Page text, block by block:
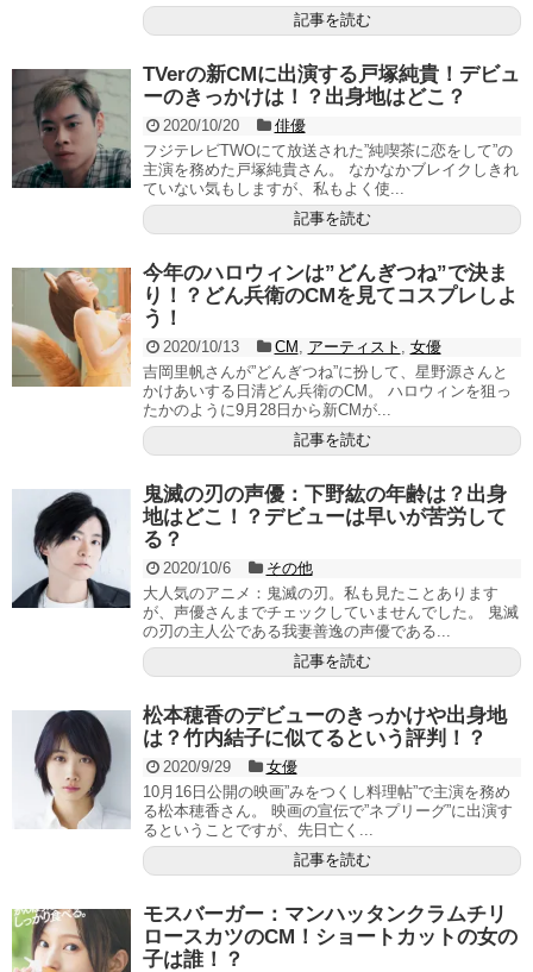
記事を読む
TVerの新CMに出演する戸塚純貴！デビュ
ーのきっかけは！？出身地はどこ？
2020/10/20
俳優
フジテレビTWOにて放送された”純喫茶に恋をして”の
主演を務めた戸塚純貴さん。 なかなかブレイクしきれ
ていない気もしますが、私もよく使...
記事を読む
今年のハロウィンは”どんぎつね”で決ま
り！？どん兵衛のCMを見てコスプレしよ
う！
2020/10/13 CM アーティスト
女優
吉岡里帆さんが”どんぎつね”に扮して、星野源さんと
かけあいする日清どん兵衛のCM。 ハロウィンを狙っ
たかのように9月28日から新CMが...
記事を読む
鬼滅の刃の声優：下野紘の年齢は？出身
地はどこ！？デビューは早いが苦労して
る？
2020/10/6
その他
大人気のアニメ：鬼滅の刃。私も見たことあります
が、声優さんまでチェックしていませんでした。 鬼滅
の刃の主人公である我妻善逸の声優である...
記事を読む
松本穂香のデビューのきっかけや出身地
は？竹内結子に似てるという評判！？
2020/9/29
女優
10月16日公開の映画”みをつくし料理帖”で主演を務め
る松本穂香さん。 映画の宣伝で”ネプリーグ”に出演す
るということですが、先日亡く...
記事を読む
モスバーガー：マンハッタンクラムチリ
ロースカツのCM！ショートカットの女の
子は誰！？